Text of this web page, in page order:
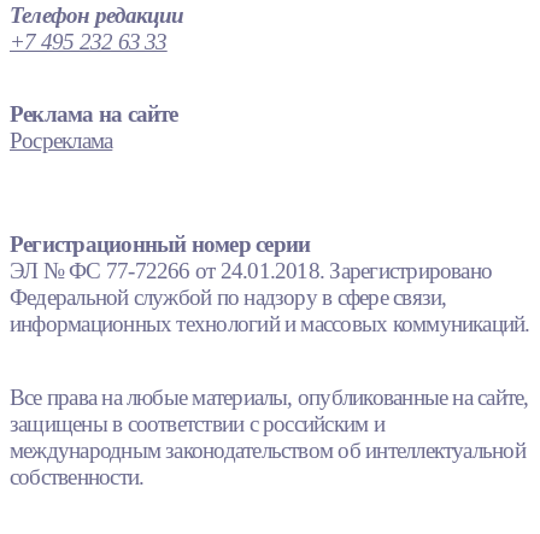
Телефон редакции
+7 495 232 63 33
Реклама на сайте
Росреклама
Регистрационный номер серии
ЭЛ № ФС 77-72266 от 24.01.2018. Зарегистрировано
Федеральной службой по надзору в сфере связи,
информационных технологий и массовых коммуникаций.
Все права на любые материалы, опубликованные на сайте,
защищены в соответствии с российским и
международным законодательством об интеллектуальной
собственности.